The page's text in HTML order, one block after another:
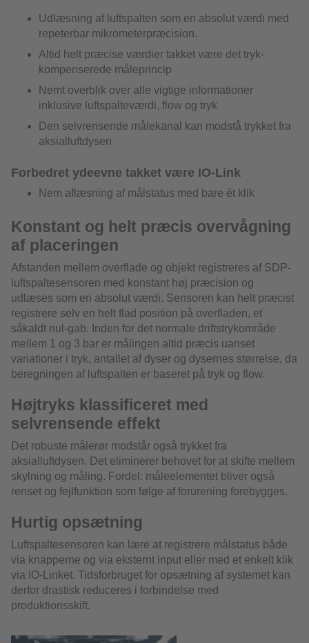
Udlæsning af luftspalten som en absolut værdi med
repeterbar mikrometerpræcision.
Altid helt præcise værdier takket være det tryk-
kompenserede måleprincip
Nemt overblik over alle vigtige informationer
inklusive luftspalteværdi, flow og tryk
Den selvrensende målekanal kan modstå trykket fra
aksialluftdysen
Forbedret ydeevne takket være IO-Link
Nem aflæsning af målstatus med bare ét klik
Konstant og helt præcis overvågning
af placeringen
Afstanden mellem overflade og objekt registreres af SDP-
luftspaltesensoren med konstant høj præcision og
udlæses som en absolut værdi. Sensoren kan helt præcist
registrere selv en helt flad position på overfladen, et
såkaldt nul-gab. Inden for det normale driftstrykområde
mellem 1 og 3 bar er målingen altid præcis uanset
variationer i tryk, antallet af dyser og dysernes størrelse, da
beregningen af luftspalten er baseret på tryk og flow.
Højtryks klassificeret med
selvrensende effekt
Det robuste målerør modstår også trykket fra
aksialluftdysen. Det eliminerer behovet for at skifte mellem
skylning og måling. Fordel: måleelementet bliver også
renset og fejlfunktion som følge af forurening forebygges.
Hurtig opsætning
Luftspaltesensoren kan lære at registrere målstatus både
via knapperne og via eksternt input eller med et enkelt klik
via IO-Linket. Tidsforbruget for opsætning af systemet kan
derfor drastisk reduceres i forbindelse med
produktionsskift.